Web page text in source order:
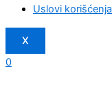
Uslovi korišćenja
X
0